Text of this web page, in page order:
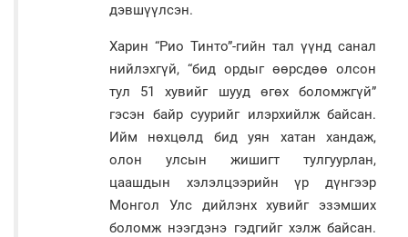
дэвшүүлсэн.
Харин “Рио Тинто”-гийн тал үүнд санал
нийлэхгүй, “бид ордыг өөрсдөө олсон
тул 51 хувийг шууд өгөх боломжгүй”
гэсэн байр суурийг илэрхийлж байсан.
Ийм нөхцөлд бид уян хатан хандаж,
олон улсын жишигт тулгуурлан,
цаашдын хэлэлцээрийн үр дүнгээр
Монгол Улс дийлэнх хувийг эзэмших
боломж нээгдэнэ гэдгийг хэлж байсан.